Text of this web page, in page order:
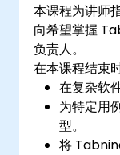
本课程为讲师
向希望掌握
负责人。
在本课程结束
在复杂软
为特定用
型。
将